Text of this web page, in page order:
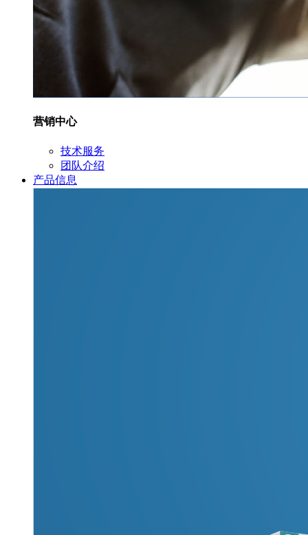
营销中心
技术服务
团队介绍
产品信息